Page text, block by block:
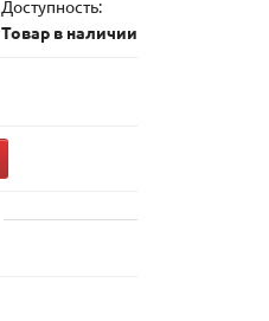
Доступность:
Товар в наличии